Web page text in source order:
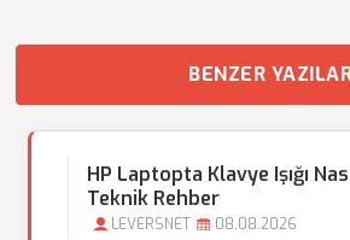
BENZER
HP Laptopta Klavye Işığı
Teknik Rehber
LEVERSNET 08.08.2026